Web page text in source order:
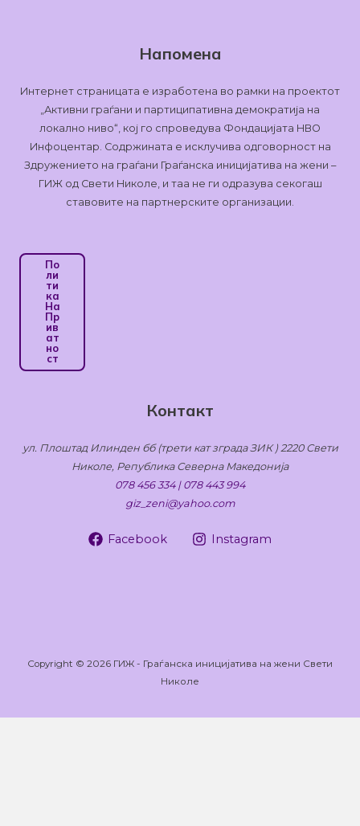
Напомена
Интернет страницата е изработена во рамки на проектот
„Активни граѓани и партиципативна демократија на
локално ниво“, кој го спроведува Фондацијата НВО
Инфоцентар. Содржината е исклучива одговорност на
Здружението на граѓани Граѓанска иницијатива на жени –
ГИЖ од Свети Николе, и таа не ги одразува секогаш
ставовите на партнерските организации.
По
Ли
Ти
Ка
На
Пр
Ив
Ат
Но
Ст
Контакт
ул. Плоштад Илинден бб (трети кат зграда ЗИК ) 2220 Свети
Николе, Република Северна Македонија
078 456 334 | 078 443 994
giz_zeni@yahoo.com
Facebook Instagram
Copyright © 2026 ГИЖ - Граѓанска иницијатива на жени Свети
Николе